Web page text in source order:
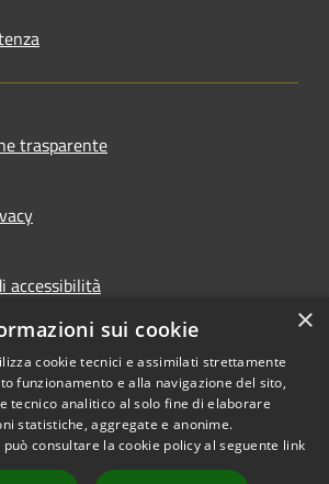
trasparente
accessibilità
Copyright © 2026 • Comune di
Bonifati • Powered by
×
sui cookie
cookie tecnici e assimilati strettamente
funzionamento e alla navigazione del sito,
tecnico analitico al solo fine di elaborare
statistiche, aggregate e anonime.
consultare la cookie policy al seguente link